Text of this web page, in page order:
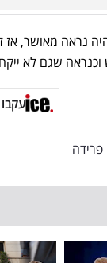
נראה מאושר, אז
שגם לא
עקבו
פרידה